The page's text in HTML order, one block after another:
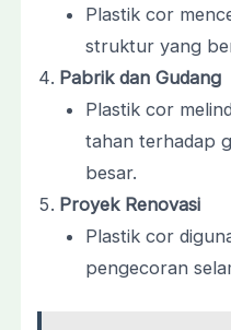
Plastik cor
struktur yang
Pabrik dan Gudang
Plastik cor
tahan terhadap
besar.
Proyek Renovasi
Plastik cor
pengecoran